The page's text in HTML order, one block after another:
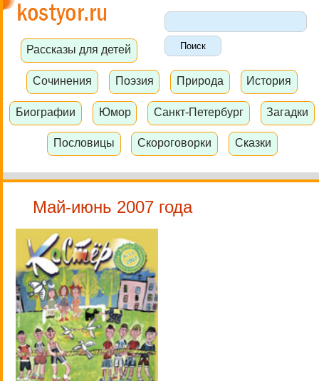
Рассказы для детей
Сочинения Поэзия Природа История
Биографии Юмор Санкт-Петербург Загадки
Пословицы Скороговорки Сказки
Май-июнь 2007 года